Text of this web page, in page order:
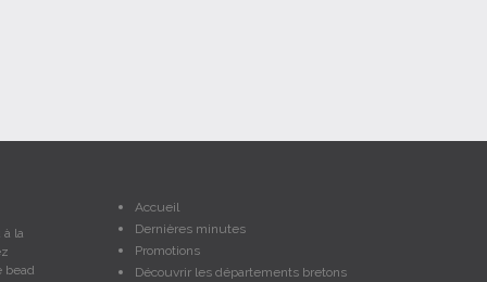
la
bead
Accueil
Dernières minutes
Promotions
Découvrir les départements bretons